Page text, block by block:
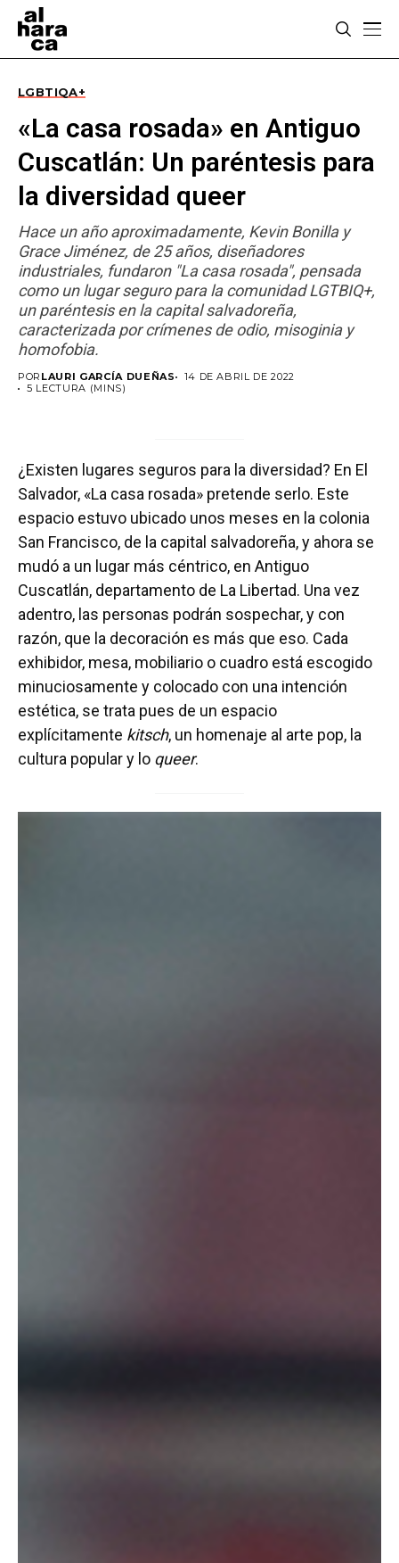
LGBTIQA+
«La casa rosada» en Antiguo
Cuscatlán: Un paréntesis para
la diversidad queer
Hace un año aproximadamente, Kevin Bonilla y
Grace Jiménez, de 25 años, diseñadores
industriales, fundaron "La casa rosada", pensada
como un lugar seguro para la comunidad LGTBIQ+,
un paréntesis en la capital salvadoreña,
caracterizada por crímenes de odio, misoginia y
homofobia.
POR LAURI GARCÍA DUEÑAS
14 DE ABRIL DE 2022
5 LECTURA (MINS)
¿Existen lugares seguros para la diversidad? En El
Salvador, «La casa rosada» pretende serlo. Este
espacio estuvo ubicado unos meses en la colonia
San Francisco, de la capital salvadoreña, y ahora se
mudó a un lugar más céntrico, en Antiguo
Cuscatlán, departamento de La Libertad. Una vez
adentro, las personas podrán sospechar, y con
razón, que la decoración es más que eso. Cada
exhibidor, mesa, mobiliario o cuadro está escogido
minuciosamente y colocado con una intención
estética, se trata pues de un espacio
explícitamente kitsch, un homenaje al arte pop, la
cultura popular y lo queer.